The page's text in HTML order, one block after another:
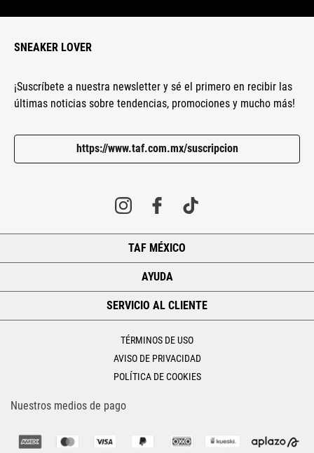
SNEAKER LOVER
¡Suscríbete a nuestra newsletter y sé el primero en recibir las
últimas noticias sobre tendencias, promociones y mucho más!
https://www.taf.com.mx/suscripcion
TAF MÉXICO
AYUDA
SERVICIO AL CLIENTE
TÉRMINOS DE USO
AVISO DE PRIVACIDAD
POLÍTICA DE COOKIES
Nuestros medios de pago